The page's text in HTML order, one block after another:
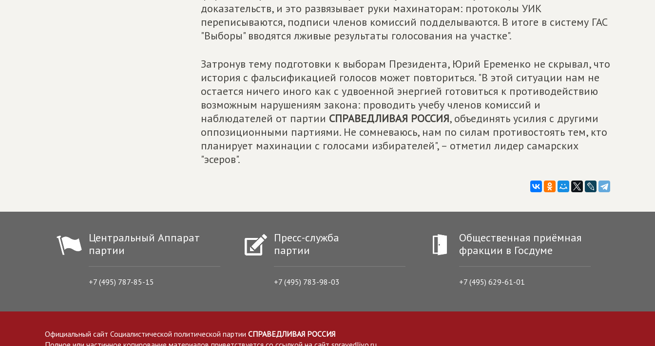
доказательств, и это развязывает руки махинаторам: протоколы УИК
переписываются, подписи членов комиссий подделываются. В итоге в систему ГАС
"Выборы" вводятся лживые результаты голосования на участке".
Затронув тему подготовки к выборам Президента, Юрий Еременко не скрывал, что
история с фальсификацией голосов может повториться. "В этой ситуации нам не
остается ничего иного как с удвоенной энергией готовиться к противодействию
возможным нарушениям закона: проводить учебу членов комиссий и
наблюдателей от партии СПРАВЕДЛИВАЯ РОССИЯ, объединять усилия с другими
оппозиционными партиями. Не сомневаюсь, нам по силам противостоять тем, кто
планирует махинации с голосами избирателей", – отметил лидер самарских
"эсеров".
Центральный Аппарат
партии
+7 (495) 787-85-15
Пресс-служба
партии
+7 (495) 783-98-03
Общественная приёмная
фракции в Госдуме
+7 (495) 629-61-01
Официальный сайт Социалистической политической партии СПРАВЕДЛИВАЯ РОССИЯ